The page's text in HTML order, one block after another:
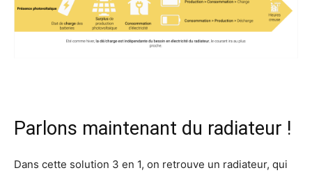
Parlons maintenant du radiateur !
Dans cette solution 3 en 1, on retrouve un radiateur, qui